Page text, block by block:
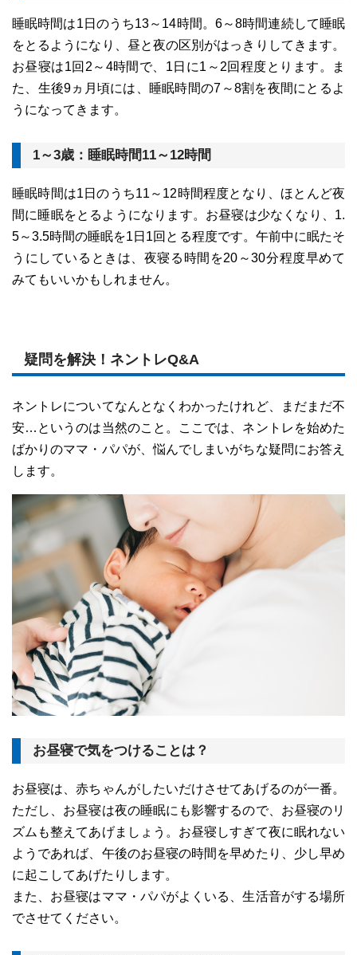
睡眠時間は1日のうち13～14時間。6～8時間連続して睡眠
をとるようになり、昼と夜の区別がはっきりしてきます。
お昼寝は1回2～4時間で、1日に1～2回程度とります。ま
た、生後9ヵ月頃には、睡眠時間の7～8割を夜間にとるよ
うになってきます。
1～3歳：睡眠時間11～12時間
睡眠時間は1日のうち11～12時間程度となり、ほとんど夜
間に睡眠をとるようになります。お昼寝は少なくなり、1.
5～3.5時間の睡眠を1日1回とる程度です。午前中に眠たそ
うにしているときは、夜寝る時間を20～30分程度早めて
みてもいいかもしれません。
疑問を解決！ネントレQ&A
ネントレについてなんとなくわかったけれど、まだまだ不
安…というのは当然のこと。ここでは、ネントレを始めた
ばかりのママ・パパが、悩んでしまいがちな疑問にお答え
します。
お昼寝で気をつけることは？
お昼寝は、赤ちゃんがしたいだけさせてあげるのが一番。
ただし、お昼寝は夜の睡眠にも影響するので、お昼寝のリ
ズムも整えてあげましょう。お昼寝しすぎて夜に眠れない
ようであれば、午後のお昼寝の時間を早めたり、少し早め
に起こしてあげたりします。
また、お昼寝はママ・パパがよくいる、生活音がする場所
でさせてください。